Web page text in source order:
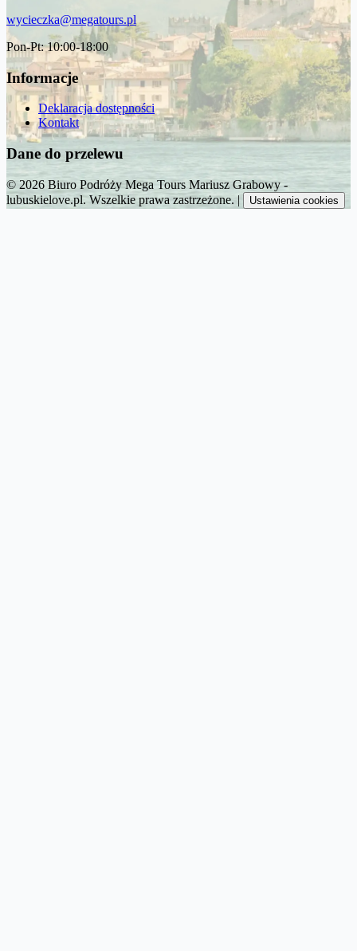
wycieczka@megatours.pl
Pon-Pt: 10:00-18:00
Informacje
Deklaracja dostępności
Kontakt
Dane do przelewu
© 2026 Biuro Podróży Mega Tours Mariusz Grabowy -
lubuskielove.pl. Wszelkie prawa zastrzeżone. | Ustawienia cookies